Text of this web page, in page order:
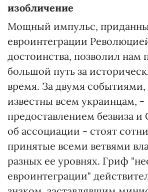
изобличение
Мощный импульс,
евроинтеграции
достоинства, позволил нам
большой путь за
время. За двумя
известны всем украинцам, -
предоставлением безвиза
об ассоциации - стоят
принятые всеми ветвями
разных ее уровнях. Гриф
евроинтеграции"